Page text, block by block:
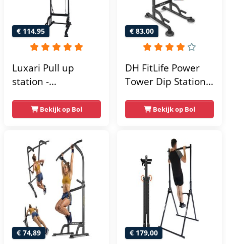
€ 114,95
Luxari Pull up
station -
- Dip Station - Pull
Up Bar -
Krachtstation -
Power Rack -
Verstelbaar -
Krachttraining
Bekijk op Bol
€ 83,00
DH FitLife Power
Tower Dip Station |
vrijstaand | dip
barren rugtrainer |
krachtstation
krachttoren |
fitnessstation |
power rack voor
thuis gym |
krachttraining voor
thuis
Bekijk op Bol
€ 74,89 € 179,00